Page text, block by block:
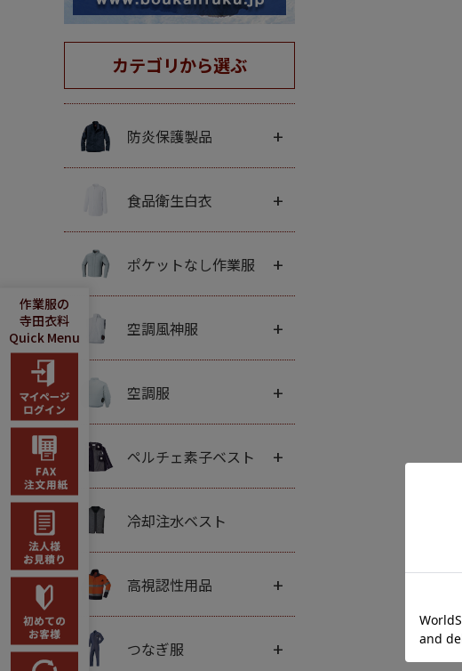
カテゴリから選ぶ
防炎保護製品 +
食品衛生白衣 +
ポケットなし作業服 +
空調風神服 +
空調服 +
ペルチェ素子ベスト +
冷却注水ベスト
高視認性用品 +
つなぎ服 +
作業服の
寺田衣料
Quick Menu